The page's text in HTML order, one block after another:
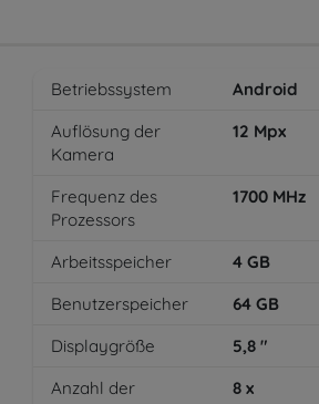
Betriebssystem
Android
Auflösung der
Kamera
12 Mpx
Frequenz des
Prozessors
1700 MHz
Arbeitsspeicher 4 GB
Benutzerspeicher
64 GB
Displaygröße
5,8 "
Anzahl der
8 x